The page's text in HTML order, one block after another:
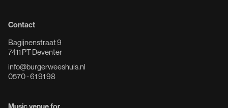
Contact
Bagijnenstraat 9
7411 PT Deventer
info@burgerweeshuis.nl
0570 - 61 91 98